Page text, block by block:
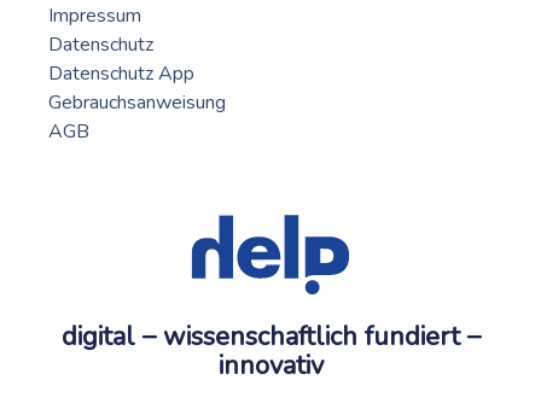
Impressum
Datenschutz
Datenschutz App
Gebrauchsanweisung
AGB
digital – wissenschaftlich fundiert –
innovativ